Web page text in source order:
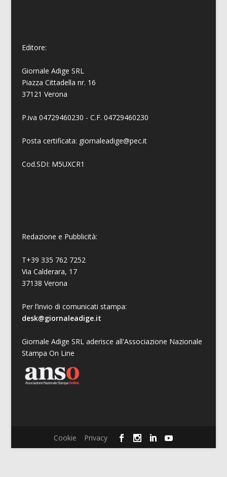
Editore:
Giornale Adige SRL
Piazza Cittadella nr. 16
37121 Verona
P.iva 04729460230 - C.F. 04729460230
Posta certificata: giornaleadige@pec.it
Cod.SDI: M5UXCR1
Redazione e Pubblicità:
T+39 335 762 7252
Via Calderara, 17
37138 Verona
Per l’invio di comunicati stampa:
desk@giornaleadige.it
Giornale Adige SRL aderisce all'Associazione Nazionale
Stampa On Line
Cookie Privacy